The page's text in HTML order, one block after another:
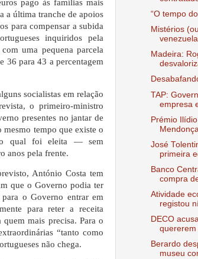
pago às famílias mais
a última tranche de apoios
para compensar a subida
inquiridos pela
uma pequena parcela
36 para 43 a percentagem
socialistas em relação
o primeiro-ministro
presentes no jantar de
tempo que existe o
o qual foi eleita — sem
anos pela frente.
António Costa tem
que o Governo podia ter
o Governo entrar em
para reter a receita
mais precisa. Para o
“tanto como
não chega.
“O tempo
Mistérios
Madeira:
TAP:
empresa
Prémio
José
primeira
Banco
compra
Atividade
registou
DECO
quererem
Berardo
museu